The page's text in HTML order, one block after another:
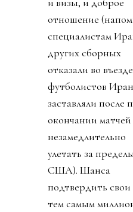
отношение
специалистам
других сборных
отказали во
футболистов
заставляли после
окончании матчей
незамедлительно
улетать за
США). Шанса
подтвердить свои
тем самым